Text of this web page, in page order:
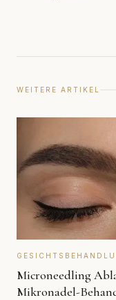
WEITERE ARTIKEL
Microneedling
Mikronadel-